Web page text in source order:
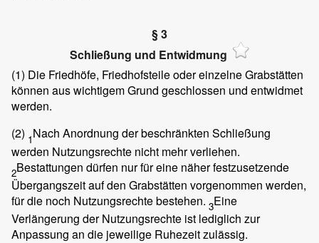
§ 3
Schließung und Entwidmung
(1) Die Friedhöfe, Friedhofsteile oder einzelne Grabstätten
können aus wichtigem Grund geschlossen und entwidmet
werden.
(2) 1Nach Anordnung der beschränkten Schließung
werden Nutzungsrechte nicht mehr verliehen.
2Bestattungen dürfen nur für eine näher festzusetzende
Übergangszeit auf den Grabstätten vorgenommen werden,
für die noch Nutzungsrechte bestehen. 3Eine
Verlängerung der Nutzungsrechte ist lediglich zur
Anpassung an die jeweilige Ruhezeit zulässig.